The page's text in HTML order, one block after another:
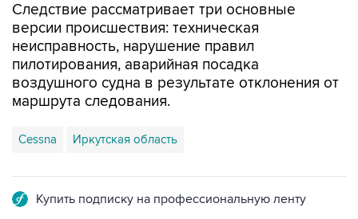
Следствие рассматривает три основные
версии происшествия: техническая
неисправность, нарушение правил
пилотирования, аварийная посадка
воздушного судна в результате отклонения от
маршрута следования.
Cessna Иркутская область
Купить подписку на профессиональную ленту